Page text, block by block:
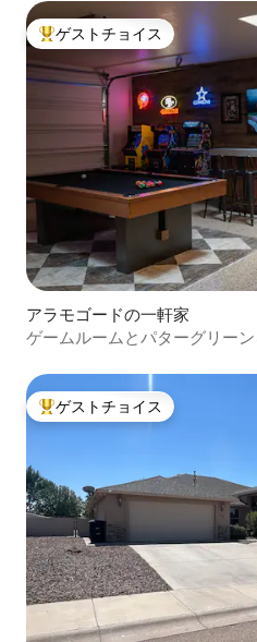
大好評のゲストチョイスです。
ゲストチョイス
アラモゴードの一軒家
ゲームルームとパターグリー
大好評のゲストチョイスです。
ゲストチョイス